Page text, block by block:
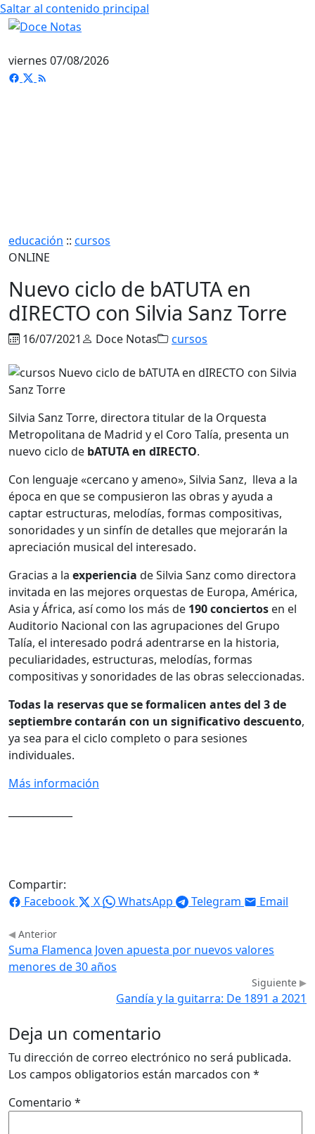
Saltar al contenido principal
viernes 07/08/2026
educación :: cursos
ONLINE
Nuevo ciclo de bATUTA en
dIRECTO con Silvia Sanz Torre
16/07/2021 Doce Notas cursos
Silvia Sanz Torre, directora titular de la Orquesta
Metropolitana de Madrid y el Coro Talía, presenta un
nuevo ciclo de bATUTA en dIRECTO.
Con lenguaje «cercano y ameno», Silvia Sanz, lleva a la
época en que se compusieron las obras y ayuda a
captar estructuras, melodías, formas compositivas,
sonoridades y un sinfín de detalles que mejorarán la
apreciación musical del interesado.
Gracias a la experiencia de Silvia Sanz como directora
invitada en las mejores orquestas de Europa, América,
Asia y África, así como los más de 190 conciertos en el
Auditorio Nacional con las agrupaciones del Grupo
Talía, el interesado podrá adentrarse en la historia,
peculiaridades, estructuras, melodías, formas
compositivas y sonoridades de las obras seleccionadas.
Todas la reservas que se formalicen antes del 3 de
septiembre contarán con un significativo descuento,
ya sea para el ciclo completo o para sesiones
individuales.
Más información
Compartir:
Facebook
X WhatsApp Telegram Email
Anterior
Suma Flamenca Joven apuesta por nuevos valores
menores de 30 años
Siguiente
Gandía y la guitarra: De 1891 a 2021
Deja un comentario
Tu dirección de correo electrónico no será publicada.
Los campos obligatorios están marcados con *
Comentario *